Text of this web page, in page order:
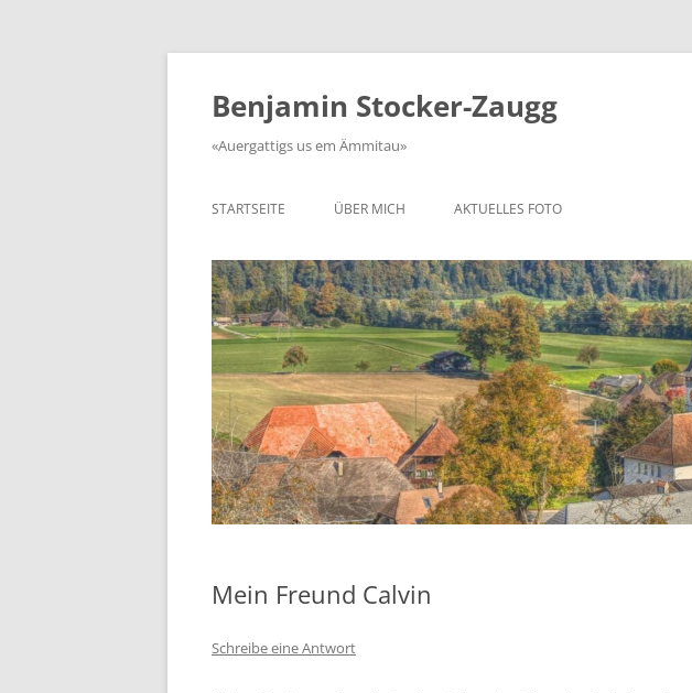
Zum
springen
Benjamin Stocker-Zaugg
«Auergattigs us em Ämmitau»
STARTSEITE ÜBER MICH AKTUELLES FOTO
Mein Freund Calvin
Schreibe eine Antwort